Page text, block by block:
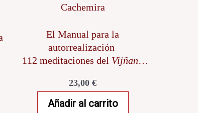
El Manual para la
autorrealización
112 meditaciones del Vijñana
23,00 €
Añadir al carrito